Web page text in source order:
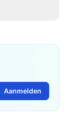
Aanmelden